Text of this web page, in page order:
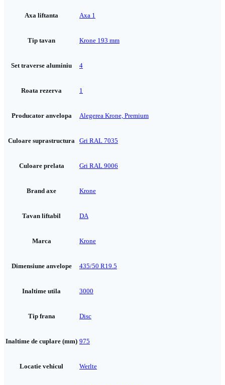
Axa liftanta Axa 1
Tip tavan Krone 193 mm
Set traverse aluminiu 4
Roata rezerva 1
Producator anvelopa Alegerea Krone, Premium
Culoare suprastructura Gri RAL 7035
Culoare prelata Gri RAL 9006
Brand axe Krone
Tavan liftabil DA
Marca Krone
Dimensiune anvelope 435/50 R19.5
Inaltime utila 3000
Tip frana Disc
Inaltime de cuplare (mm) 975
Locatie vehicul Werlte